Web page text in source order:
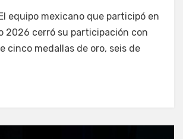
Servín
equipo mexicano que participó en
2026 cerró su participación con
cinco medallas de oro, seis de